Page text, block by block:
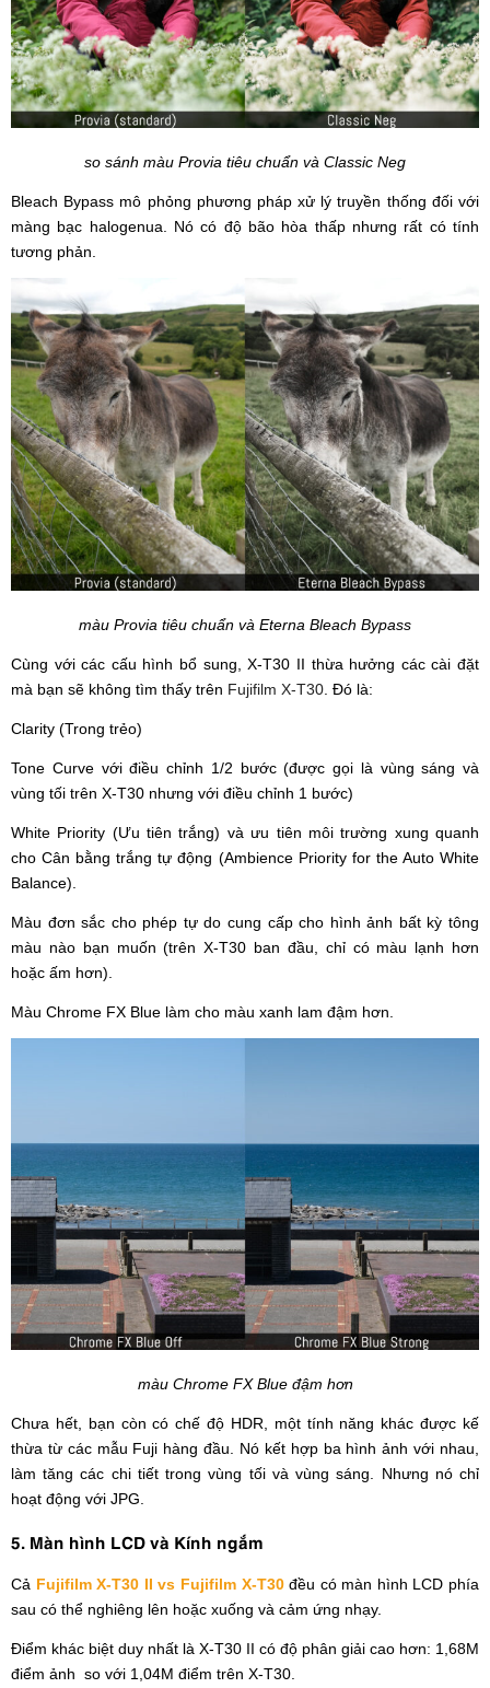
so sánh màu Provia tiêu chuẩn và Classic Neg
Bleach Bypass mô phỏng phương pháp xử lý truyền thống đối với
màng bạc halogenua. Nó có độ bão hòa thấp nhưng rất có tính
tương phản.
màu Provia tiêu chuẩn và Eterna Bleach Bypass
Cùng với các cấu hình bổ sung, X-T30 II thừa hưởng các cài đặt
mà bạn sẽ không tìm thấy trên Fujifilm X-T30 . Đó là:
Clarity (Trong trẻo)
Tone Curve với điều chỉnh 1/2 bước (được gọi là vùng sáng và
vùng tối trên X-T30 nhưng với điều chỉnh 1 bước)
White Priority (Ưu tiên trắng) và ưu tiên môi trường xung quanh
cho Cân bằng trắng tự động (Ambience Priority for the Auto White
Balance).
Màu đơn sắc cho phép tự do cung cấp cho hình ảnh bất kỳ tông
màu nào bạn muốn (trên X-T30 ban đầu, chỉ có màu lạnh hơn
hoặc ấm hơn).
Màu Chrome FX Blue làm cho màu xanh lam đậm hơn.
màu Chrome FX Blue đậm hơn
Chưa hết, bạn còn có chế độ HDR, một tính năng khác được kế
thừa từ các mẫu Fuji hàng đầu. Nó kết hợp ba hình ảnh với nhau,
làm tăng các chi tiết trong vùng tối và vùng sáng. Nhưng nó chỉ
hoạt động với JPG.
5. Màn hình LCD và Kính ngắm
Cả Fujifilm X-T30 II vs Fujifilm X-T30đều có màn hình LCD phía
sau có thể nghiêng lên hoặc xuống và cảm ứng nhạy.
Điểm khác biệt duy nhất là X-T30 II có độ phân giải cao hơn: 1,68M
điểm ảnh so với 1,04M điểm trên X-T30.